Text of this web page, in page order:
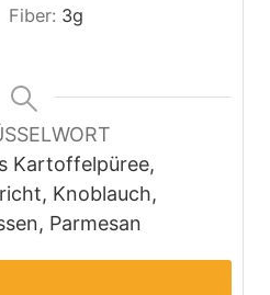
Fiber: 3g
Kartoffelpüree,
Knoblauch,
Parmesan